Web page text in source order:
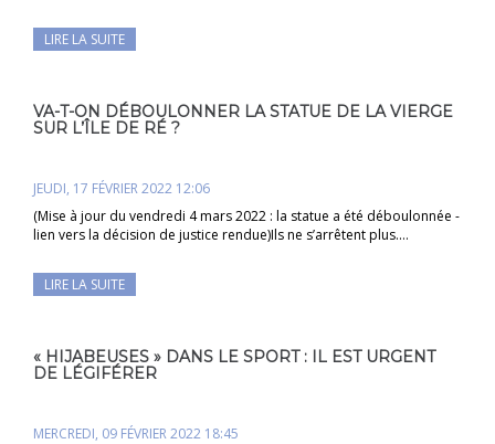
LIRE LA SUITE
VA-T-ON DÉBOULONNER LA STATUE DE LA VIERGE
SUR L’ÎLE DE RÉ ?
JEUDI, 17 FÉVRIER 2022 12:06
(Mise à jour du vendredi 4 mars 2022 : la statue a été déboulonnée -
lien vers la décision de justice rendue)Ils ne s’arrêtent plus.…
LIRE LA SUITE
« HIJABEUSES » DANS LE SPORT : IL EST URGENT
DE LÉGIFÉRER
MERCREDI, 09 FÉVRIER 2022 18:45